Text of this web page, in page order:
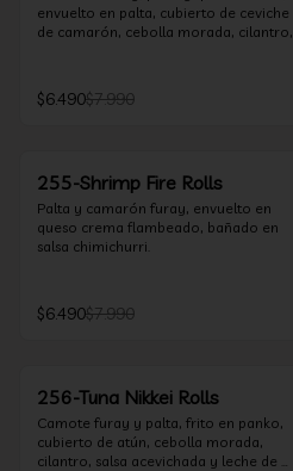
envuelto en palta, cubierto de ceviche
de camarón, cebolla morada, cilantro,
$6.490$7.990
255-Shrimp Fire Rolls
Palta y camarón furay, envuelto en
queso crema flambeado, bañado en
salsa chimichurri.
$6.490$7.990
256-Tuna Nikkei Rolls
Camote furay y palta, frito en panko,
cubierto de atún, cebolla morada,
cilantro, salsa acevichada y leche de